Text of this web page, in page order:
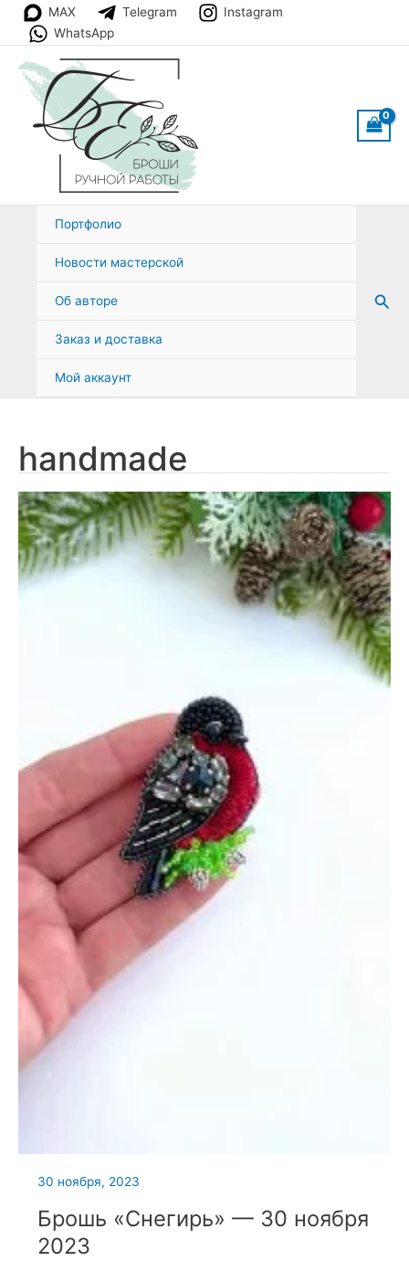
Перейти
содержимому
MAX Telegram
Instagram
WhatsApp
Портфолио
Новости мастерской
Об авторе
Заказ и доставка
Мой аккаунт
handmade
30 ноября, 2023
Брошь «Снегирь» — 30 ноября
2023